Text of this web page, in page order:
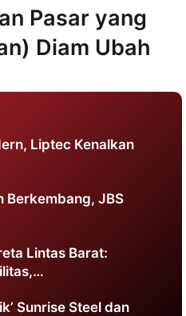
Pasar yang
Diam Ubah
Liptec Kenalkan
Berkembang, JBS
Lintas Barat:
Sunrise Steel dan